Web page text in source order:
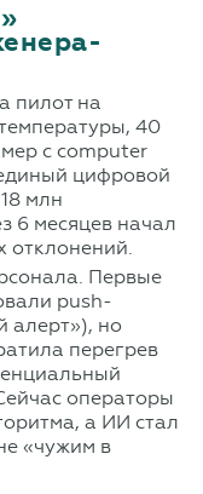
пилот на
40
с computer
цифровой
млн
6 месяцев начал
отклонений.
Первые
push-
алерт»), но
перегрев
операторы
а ИИ стал
«чужим в